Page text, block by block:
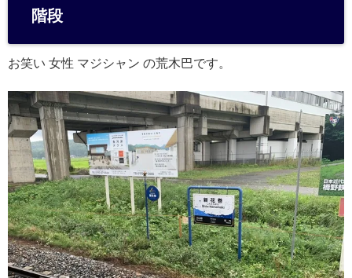
階段
お笑い 女性 マジシャン の荒木巴です。